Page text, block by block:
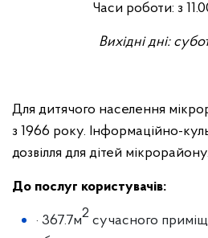
Часи роботи: з
Вихідні дні:
Для дитячого населення
з 1966 року. Інформаційно-
дозвілля для дітей мікрорайону.
До послуг користувачів:
· 367.7м2 сучасного